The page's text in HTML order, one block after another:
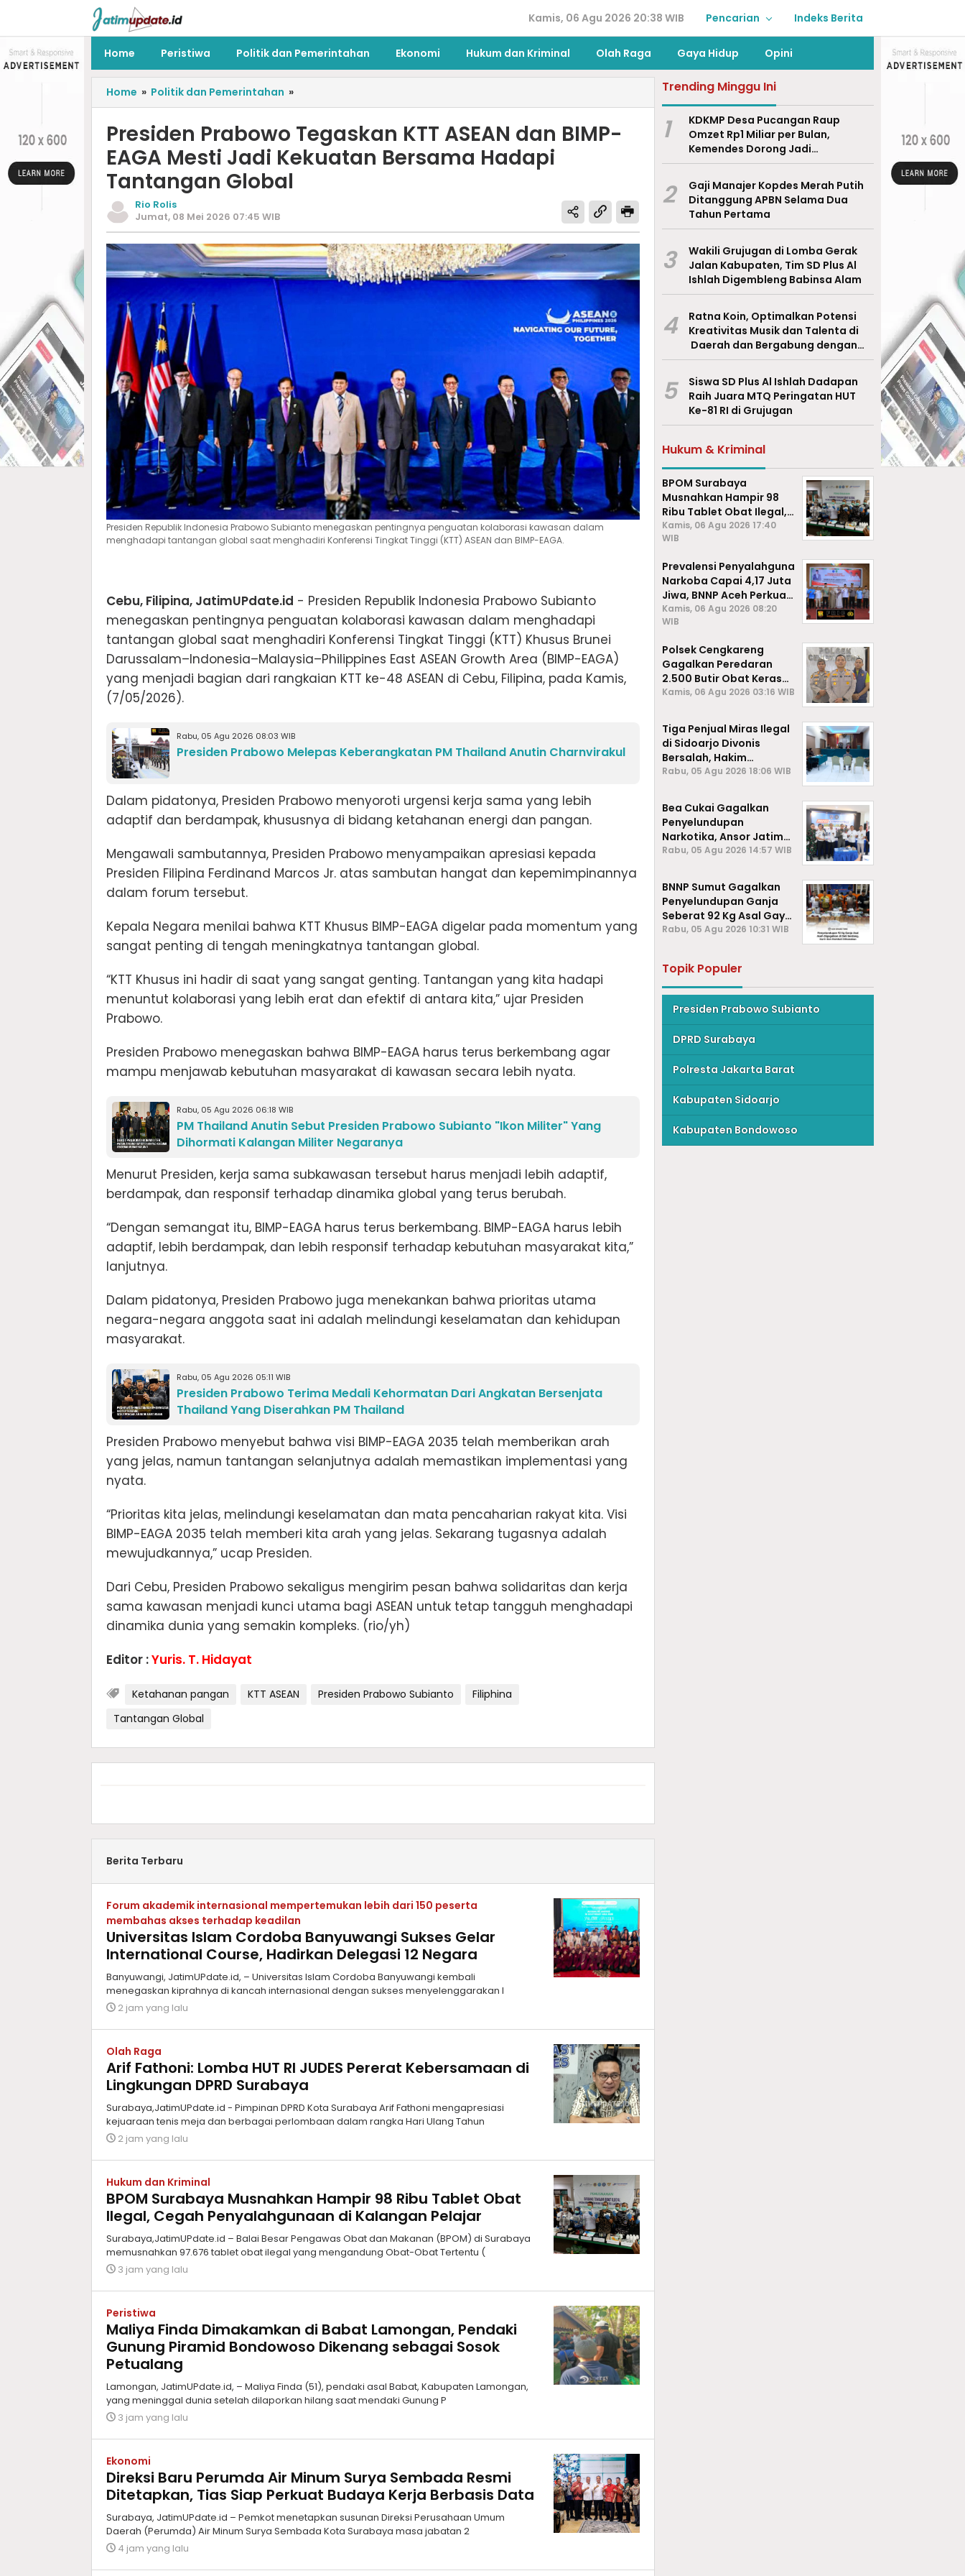
Kamis, 06 Agu 2026 20:38 WIB Pencarian Indeks Berita
Home Peristiwa Politik dan Pemerintahan Ekonomi Hukum dan Kriminal Olah Raga Gaya Hidup Opini
Home » Politik dan Pemerintahan »
Presiden Prabowo Tegaskan KTT ASEAN dan BIMP-
EAGA Mesti Jadi Kekuatan Bersama Hadapi
Tantangan Global
Rio Rolis
Jumat, 08 Mei 2026 07:45 WIB
Presiden Republik Indonesia Prabowo Subianto menegaskan pentingnya penguatan kolaborasi kawasan dalam
menghadapi tantangan global saat menghadiri Konferensi Tingkat Tinggi (KTT) ASEAN dan BIMP-EAGA.
Cebu, Filipina, JatimUPdate.id - Presiden Republik Indonesia Prabowo Subianto
menegaskan pentingnya penguatan kolaborasi kawasan dalam menghadapi
tantangan global saat menghadiri Konferensi Tingkat Tinggi (KTT) Khusus Brunei
Darussalam–Indonesia–Malaysia–Philippines East ASEAN Growth Area (BIMP-EAGA)
yang menjadi bagian dari rangkaian KTT ke-48 ASEAN di Cebu, Filipina, pada Kamis,
(7/05/2026).
Rabu, 05 Agu 2026 08:03 WIB
Presiden Prabowo Melepas Keberangkatan PM Thailand Anutin Charnvirakul
Dalam pidatonya, Presiden Prabowo menyoroti urgensi kerja sama yang lebih
adaptif dan berdampak, khususnya di bidang ketahanan energi dan pangan.
Mengawali sambutannya, Presiden Prabowo menyampaikan apresiasi kepada
Presiden Filipina Ferdinand Marcos Jr. atas sambutan hangat dan kepemimpinannya
dalam forum tersebut.
Kepala Negara menilai bahwa KTT Khusus BIMP-EAGA digelar pada momentum yang
sangat penting di tengah meningkatnya tantangan global.
“KTT Khusus ini hadir di saat yang sangat genting. Tantangan yang kita hadapi
menuntut kolaborasi yang lebih erat dan efektif di antara kita,” ujar Presiden
Prabowo.
Presiden Prabowo menegaskan bahwa BIMP-EAGA harus terus berkembang agar
mampu menjawab kebutuhan masyarakat di kawasan secara lebih nyata.
Rabu, 05 Agu 2026 06:18 WIB
PM Thailand Anutin Sebut Presiden Prabowo Subianto "Ikon Militer" Yang
Dihormati Kalangan Militer Negaranya
Menurut Presiden, kerja sama subkawasan tersebut harus menjadi lebih adaptif,
berdampak, dan responsif terhadap dinamika global yang terus berubah.
“Dengan semangat itu, BIMP-EAGA harus terus berkembang. BIMP-EAGA harus lebih
adaptif, lebih berdampak, dan lebih responsif terhadap kebutuhan masyarakat kita,”
lanjutnya.
Dalam pidatonya, Presiden Prabowo juga menekankan bahwa prioritas utama
negara-negara anggota saat ini adalah melindungi keselamatan dan kehidupan
masyarakat.
Rabu, 05 Agu 2026 05:11 WIB
Presiden Prabowo Terima Medali Kehormatan Dari Angkatan Bersenjata
Thailand Yang Diserahkan PM Thailand
Presiden Prabowo menyebut bahwa visi BIMP-EAGA 2035 telah memberikan arah
yang jelas, namun tantangan selanjutnya adalah memastikan implementasi yang
nyata.
“Prioritas kita jelas, melindungi keselamatan dan mata pencaharian rakyat kita. Visi
BIMP-EAGA 2035 telah memberi kita arah yang jelas. Sekarang tugasnya adalah
mewujudkannya,” ucap Presiden.
Dari Cebu, Presiden Prabowo sekaligus mengirim pesan bahwa solidaritas dan kerja
sama kawasan menjadi kunci utama bagi ASEAN untuk tetap tangguh menghadapi
dinamika dunia yang semakin kompleks. (rio/yh)
Editor :Yuris. T. Hidayat
Ketahanan pangan KTT ASEAN Presiden Prabowo Subianto
Filiphina
Tantangan Global
Berita Terbaru
Forum akademik internasional mempertemukan lebih dari 150 peserta
membahas akses terhadap keadilan
Universitas Islam Cordoba Banyuwangi Sukses Gelar
International Course, Hadirkan Delegasi 12 Negara
Banyuwangi, JatimUPdate.id, – Universitas Islam Cordoba Banyuwangi kembali
menegaskan kiprahnya di kancah internasional dengan sukses menyelenggarakan I
2 jam yang lalu
Olah Raga
Arif Fathoni: Lomba HUT RI JUDES Pererat Kebersamaan di
Lingkungan DPRD Surabaya
Surabaya,JatimUPdate.id - Pimpinan DPRD Kota Surabaya Arif Fathoni mengapresiasi
kejuaraan tenis meja dan berbagai perlombaan dalam rangka Hari Ulang Tahun
2 jam yang lalu
Hukum dan Kriminal
BPOM Surabaya Musnahkan Hampir 98 Ribu Tablet Obat
Ilegal, Cegah Penyalahgunaan di Kalangan Pelajar
Surabaya,JatimUPdate.id – Balai Besar Pengawas Obat dan Makanan (BPOM) di Surabaya
memusnahkan 97.676 tablet obat ilegal yang mengandung Obat-Obat Tertentu (
3 jam yang lalu
Peristiwa
Maliya Finda Dimakamkan di Babat Lamongan, Pendaki
Gunung Piramid Bondowoso Dikenang sebagai Sosok
Petualang
Lamongan, JatimUPdate.id, – Maliya Finda (51), pendaki asal Babat, Kabupaten Lamongan,
yang meninggal dunia setelah dilaporkan hilang saat mendaki Gunung P
3 jam yang lalu
Ekonomi
Direksi Baru Perumda Air Minum Surya Sembada Resmi
Ditetapkan, Tias Siap Perkuat Budaya Kerja Berbasis Data
Surabaya, JatimUPdate.id – Pemkot menetapkan susunan Direksi Perusahaan Umum
Daerah (Perumda) Air Minum Surya Sembada Kota Surabaya masa jabatan 2
4 jam yang lalu
Trending Minggu Ini
1
KDKMP Desa Pucangan Raup
Omzet Rp1 Miliar per Bulan,
Kemendes Dorong Jadi
Percontohan Nasional
2
Gaji Manajer Kopdes Merah Putih
Ditanggung APBN Selama Dua
Tahun Pertama
3
Wakili Grujugan di Lomba Gerak
Jalan Kabupaten, Tim SD Plus Al
Ishlah Digembleng Babinsa Alam
4
Ratna Koin, Optimalkan Potensi
Kreativitas Musik dan Talenta di
Daerah dan Bergabung dengan
Ekraf Pasuruan
5
Siswa SD Plus Al Ishlah Dadapan
Raih Juara MTQ Peringatan HUT
Ke-81 RI di Grujugan
Hukum & Kriminal
BPOM Surabaya
Musnahkan Hampir 98
Ribu Tablet Obat Ilegal,
Cegah Penyalahgunaan
di Kalangan Pelajar
Kamis, 06 Agu 2026 17:40
WIB
Prevalensi Penyalahguna
Narkoba Capai 4,17 Juta
Jiwa, BNNP Aceh Perkuat
P4GN di Subulussalam
Kamis, 06 Agu 2026 08:20
WIB
Polsek Cengkareng
Gagalkan Peredaran
2.500 Butir Obat Keras
Daftar G, Satu Pengedar
Kamis, 06 Agu 2026 03:16 WIB
Tiga Penjual Miras Ilegal
di Sidoarjo Divonis
Bersalah, Hakim
Jatuhkan Denda hingga
Rabu, 05 Agu 2026 18:06 WIB
Bea Cukai Gagalkan
Penyelundupan
Narkotika, Ansor Jatim
Negara Tak Kalah dari
Rabu, 05 Agu 2026 14:57 WIB
BNNP Sumut Gagalkan
Penyelundupan Ganja
Seberat 92 Kg Asal Gayo
Lues, Aceh.
Rabu, 05 Agu 2026 10:31 WIB
Topik Populer
Presiden Prabowo Subianto
DPRD Surabaya
Polresta Jakarta Barat
Kabupaten Sidoarjo
Kabupaten Bondowoso